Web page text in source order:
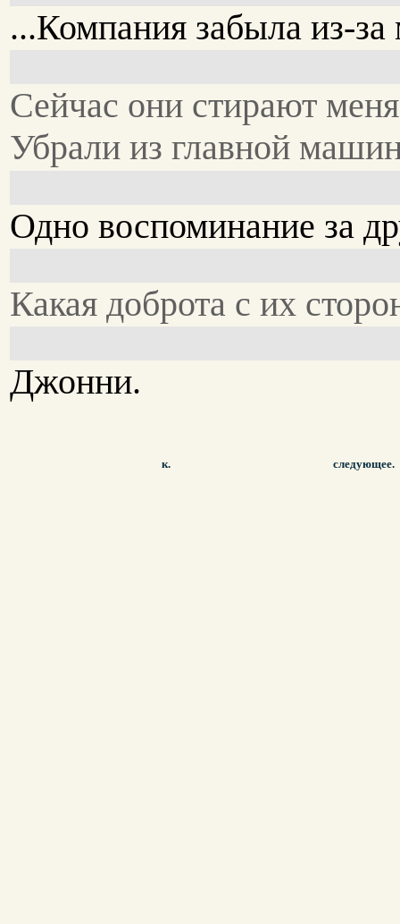
...Компания забыла из-за
Сейчас они стирают
Убрали из главной
Одно воспоминание за
Какая доброта с их
Джонни.
к. следующее.